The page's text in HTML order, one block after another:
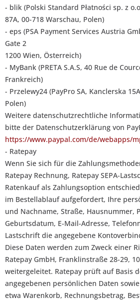
- blik (Polski Standard Płatności sp. z
87A, 00-718 Warschau, Polen)
- eps (PSA Payment Services Austria
Gate 2
1200 Wien, Österreich)
- MyBank (PRETA S.A.S, 40 Rue de
Frankreich)
- Przelewy24 (PayPro SA, Kanclerska
Polen)
Weitere datenschutzrechtliche
bitte der Datenschutzerklärung von
https://www.paypal.com/de/webapps/
- Ratepay
Wenn Sie sich für die
Ratepay Rechnung, Ratepay SEPA-
Ratenkauf als Zahlungsoption
im Bestellablauf aufgefordert, Ihre
und Nachname, Straße, Hausnummer,
Geburtsdatum, E-Mail-Adresse,
Lastschrift die angegebene
Diese Daten werden zum Zweck einer
Ratepay GmbH, Franklinstraße 28-29,
weitergeleitet. Ratepay prüft auf Basis
angegebenen persönlichen Daten
etwa Warenkorb, Rechnungsbetrag,